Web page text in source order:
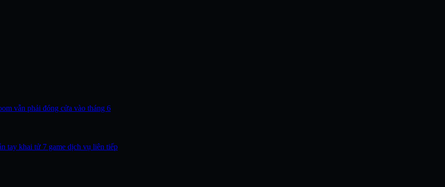
vẫn phải đóng cửa vào tháng 6
tay khai tử 7 game dịch vụ liên tiếp